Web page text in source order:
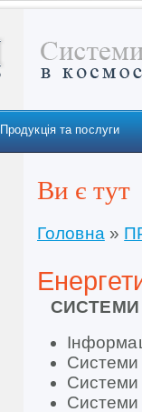
Продукція та послуги
Ви є тут
Головна »
СИСТЕМИ
Системи
Системи